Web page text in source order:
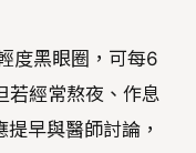
度黑眼圈，可每6
若經常熬夜、作息
早與醫師討論，